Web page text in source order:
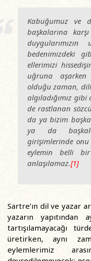
Kabuğumuz ve
başkalarına
duygularımızın
bedenimizdeki
ellerimizi
uğruna aşarken
olduğu zaman,
algıladığımız
de rastlanan
da ya bizim
ya da
girişimlerinde
eylemin belli bir
anlaşılamaz.[1]
Sartre’ın dil ve yazar
yazarın yapıtından
tartışılamayacağı
üretirken, aynı
eylemlerimiz